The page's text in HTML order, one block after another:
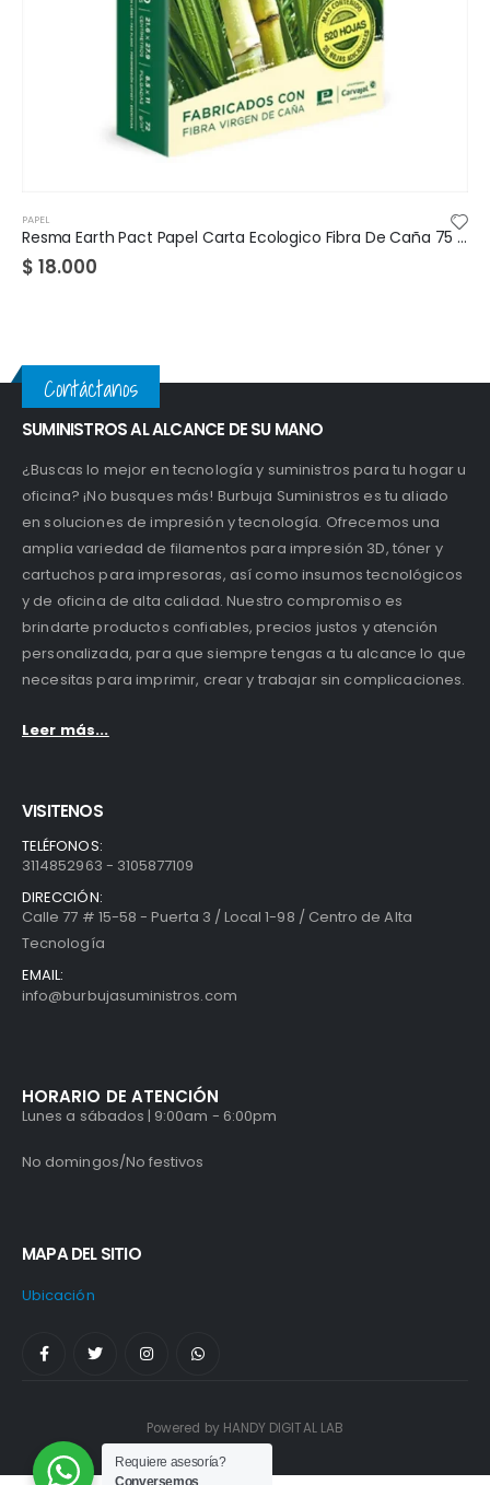
Resma Earth Pact Papel Carta Ecologico Fibra De Caña 75 gramos vinipel negro 50 x 500 / vinipel transparente 30 x 500
$25.000
Contáctanos
SUMINISTROS AL ALCANCE DE SU MANO
¿Buscas lo mejor en tecnología y suministros para tu hogar u
oficina? ¡No busques más! Burbuja Suministros es tu aliado
en soluciones de impresión y tecnología. Ofrecemos una
amplia variedad de filamentos para impresión 3D, tóner y
cartuchos para impresoras, así como insumos tecnológicos
y de oficina de alta calidad. Nuestro compromiso es
brindarte productos confiables, precios justos y atención
personalizada, para que siempre tengas a tu alcance lo que
necesitas para imprimir, crear y trabajar sin complicaciones.
Leer más...
VISITENOS
TELÉFONOS:
3114852963 - 3105877109
DIRECCIÓN:
Calle 77 # 15-58 - Puerta 3 / Local 1-98 / Centro de Alta
Tecnología
EMAIL:
info@burbujasuministros.com
HORARIO DE ATENCIÓN
Lunes a sábados | 9:00am - 6:00pm
No domingos/No festivos
MAPA DEL SITIO
Ubicación
Powered by HANDY DIGITAL LAB
Requiere asesoría?
Conversemos